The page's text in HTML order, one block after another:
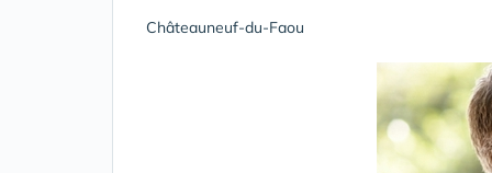
Châteauneuf-du-Faou